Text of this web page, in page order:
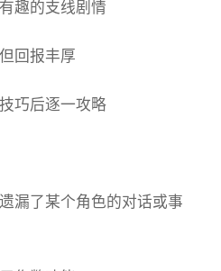
趣的支线剧情
回报丰厚
巧后逐一攻略
漏了某个角色的对话或事